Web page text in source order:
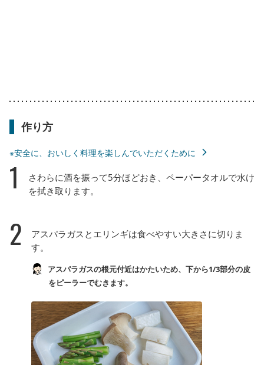
作り方
※安全に、おいしく料理を楽しんでいただくために
1
さわらに酒を振って5分ほどおき、ペーパータオルで水け
を拭き取ります。
2
アスパラガスとエリンギは食べやすい大きさに切りま
す。
アスパラガスの根元付近はかたいため、下から1/3部分の皮
をピーラーでむきます。